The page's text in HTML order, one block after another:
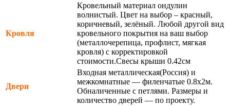
Кровля
Кровельный материал ондулин
волнистый. Цвет на выбор – красный,
коричневый, зелёный. Любой другой вид
кровельного покрытия на ваш выбор
(металлочерепица, профлист, мягкая
кровля) с корректировкой
стоимости.Свесы крыши 0.42см
Двери
Входная металлическая(Россия) и
межкомнатные — филенчатые 0.8х2м.
Обналиченные с петлями. Размеры и
количество дверей — по проекту.